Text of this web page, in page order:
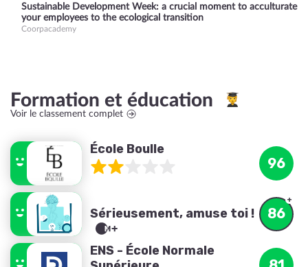
Sustainable Development Week: a crucial moment to acculturate
your employees to the ecological transition
Coorpacademy
Formation et éducation
Voir le classement complet
École Boulle
96
Sérieusement, amuse toi ! 86
ENS - École Normale